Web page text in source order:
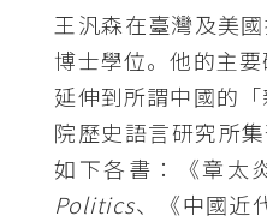
王汎森在臺灣及美
博士學位。他的主
延伸到所謂中國的
院歷史語言研究所
如下各書：《章太
Politics、《中國近